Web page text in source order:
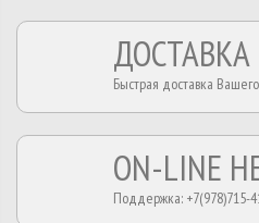
ДОСТАВКА
Быстрая доставка Вашего
ON-LINE
Поддержка: +7(978)715-